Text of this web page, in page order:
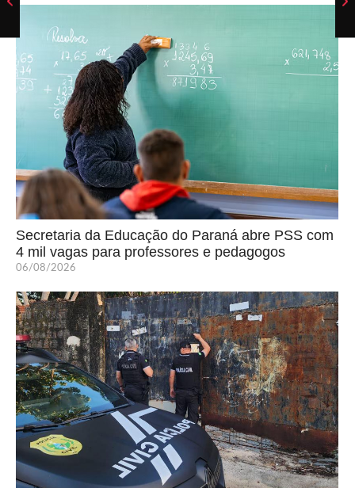
Secretaria da Educação do Paraná abre PSS com
4 mil vagas para professores e pedagogos
06/08/2026